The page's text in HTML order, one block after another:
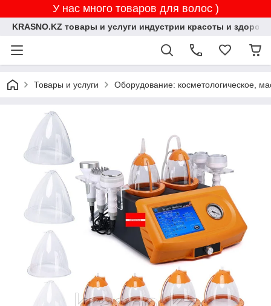
У нас много товаров для волос )
KRASNO.KZ товары и услуги индустрии красоты и
Товары и услуги Оборудование: косметологическое,